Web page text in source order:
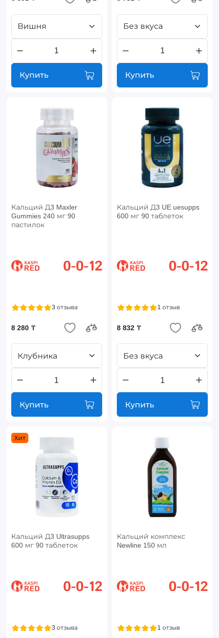
Вишня
Купить
Без вкуса
Купить
Кальций Д3 Maxler
Gummies 240 мг 90
пастилок
3 отзыва
8 280 ₸
Клубника
Купить
Кальций Д3 UE uesupps
600 мг 90 таблеток
1 отзыв
8 832 ₸
Без вкуса
Купить
Хит
Кальций Д3 Ultrasupps
600 мг 90 таблеток
3 отзыва
Кальций комплекс
Newline 150 мл
1 отзыв